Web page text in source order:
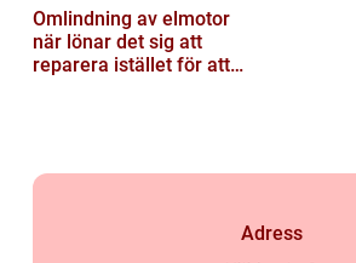
Omlindning av elmotor
när lönar det sig att
reparera istället för att
Adress